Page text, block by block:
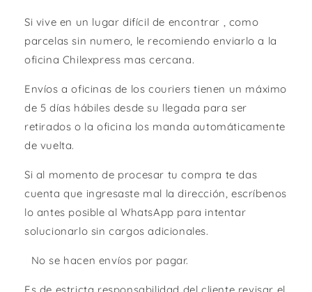
Si vive en un lugar difícil de encontrar , como
parcelas sin numero, le recomiendo enviarlo a la
oficina Chilexpress mas cercana.
Envíos a oficinas de los couriers tienen un máximo
de 5 días hábiles desde su llegada para ser
retirados o la oficina los manda automáticamente
de vuelta.
Si al momento de procesar tu compra te das
cuenta que ingresaste mal la dirección, escríbenos
lo antes posible al WhatsApp para intentar
solucionarlo sin cargos adicionales.
No se hacen envíos por pagar.
Es de estricta responsabilidad del cliente revisar el